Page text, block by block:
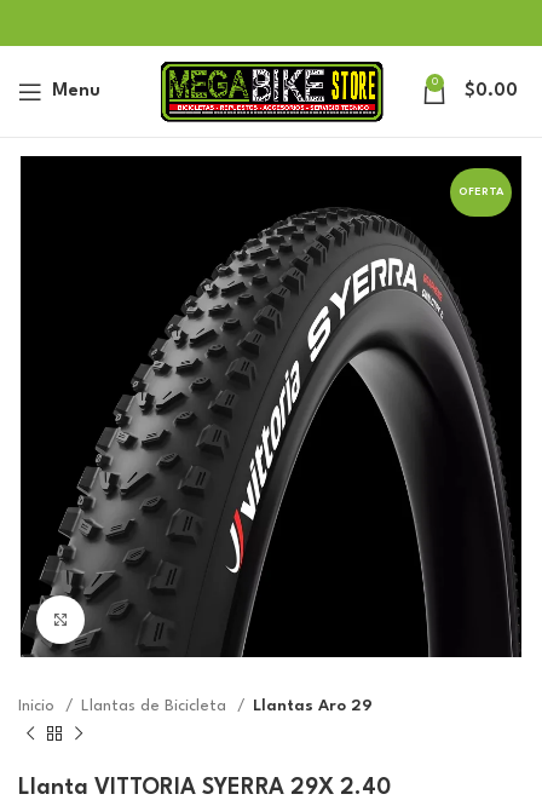
Menu 0 $0.00
OFERTA
Click to enlarge
Inicio Llantas de Bicicleta Llantas Aro 29
Llanta VITTORIA SYERRA 29X 2.40